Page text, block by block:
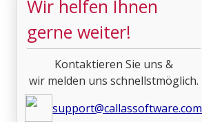
Wir helfen Ihnen
gerne weiter!
Kontaktieren Sie uns &
wir melden uns schnellstmöglich.
support@callassoftware.com